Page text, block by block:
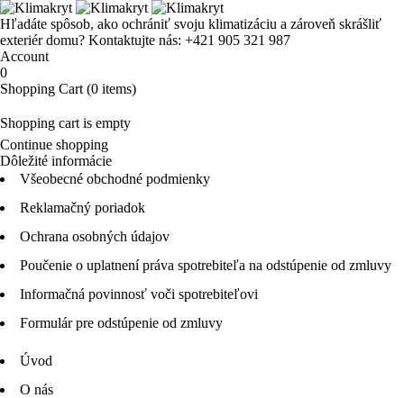
Hľadáte spôsob, ako ochrániť svoju klimatizáciu a zároveň skrášliť
exteriér domu? Kontaktujte nás: +421 905 321 987
Account
0
Shopping Cart (0 items)
Shopping cart is empty
Continue shopping
Dôležité informácie
Všeobecné obchodné podmienky
Reklamačný poriadok
Ochrana osobných údajov
Poučenie o uplatnení práva spotrebiteľa na odstúpenie od zmluvy
Informačná povinnosť voči spotrebiteľovi
Formulár pre odstúpenie od zmluvy
Úvod
O nás